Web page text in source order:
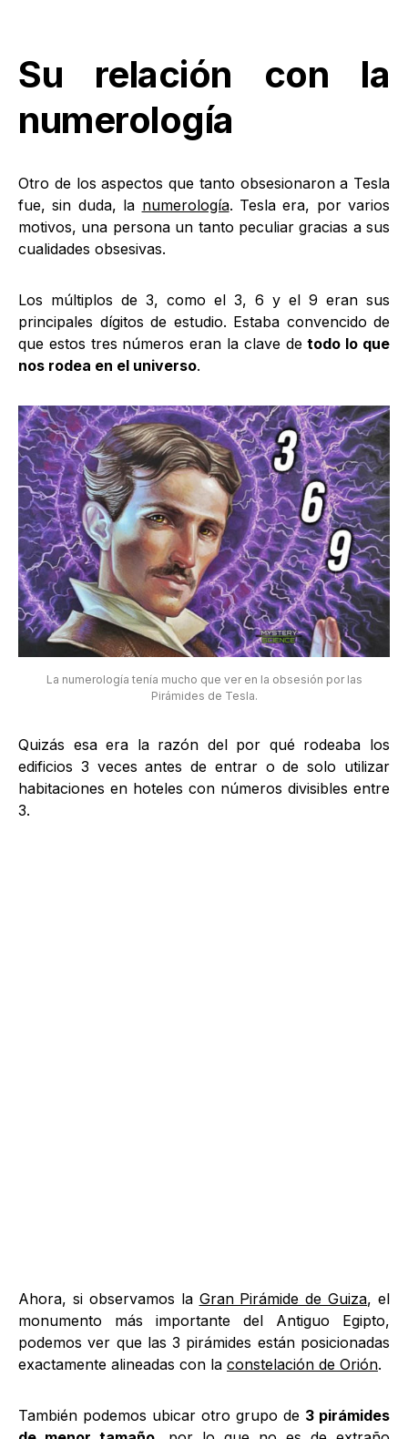
Su relación con la
numerología
Otro de los aspectos que tanto obsesionaron a Tesla
fue, sin duda, la numerología. Tesla era, por varios
motivos, una persona un tanto peculiar gracias a sus
cualidades obsesivas.
Los múltiplos de 3, como el 3, 6 y el 9 eran sus
principales dígitos de estudio. Estaba convencido de
que estos tres números eran la clave detodo lo que
nos rodea en el universo.
La numerología tenía mucho que ver en la obsesión por las
Pirámides de Tesla.
Quizás esa era la razón del por qué rodeaba los
edificios 3 veces antes de entrar o de solo utilizar
habitaciones en hoteles con números divisibles entre
3.
Ahora, si observamos la Gran Pirámide de Guiza, el
monumento más importante del Antiguo Egipto,
podemos ver que las 3 pirámides están posicionadas
exactamente alineadas con la constelación de Orión.
También podemos ubicar otro grupo de 3 pirámides